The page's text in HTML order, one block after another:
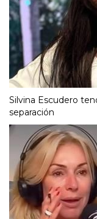
Silvina Escudero
separación